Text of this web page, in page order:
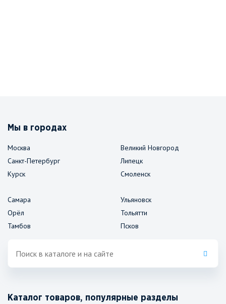
Мы в городах
Москва
Санкт-Петербург
Курск
Великий Новгород
Липецк
Смоленск
Самара
Орёл
Тамбов
Ульяновск
Тольятти
Псков
Каталог товаров, популярные разделы